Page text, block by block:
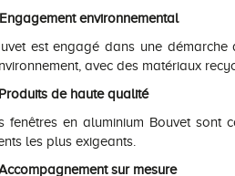
environnemental
est engagé dans une
avec des matériaux
de haute qualité
fenêtres en aluminium Bouvet sont
les plus exigeants.
sur mesure